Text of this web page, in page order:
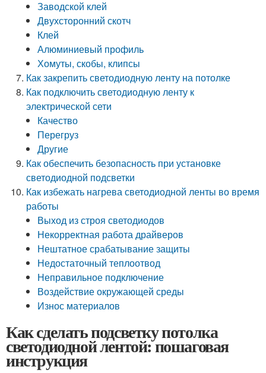
Заводской клей
Двухсторонний скотч
Клей
Алюминиевый профиль
Хомуты, скобы, клипсы
Как закрепить светодиодную ленту на потолке
Как подключить светодиодную ленту к
электрической сети
Качество
Перегруз
Другие
Как обеспечить безопасность при установке
светодиодной подсветки
Как избежать нагрева светодиодной ленты во время
работы
Выход из строя светодиодов
Некорректная работа драйверов
Нештатное срабатывание защиты
Недостаточный теплоотвод
Неправильное подключение
Воздействие окружающей среды
Износ материалов
Как сделать подсветку потолка
светодиодной лентой: пошаговая
инструкция